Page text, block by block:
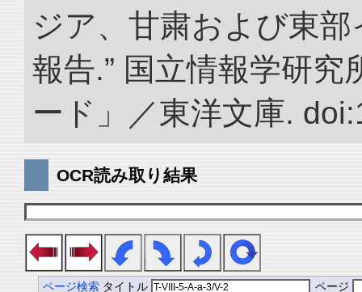
ジア、甘粛および東
報告.” 国立情報学研
ード」／東洋文庫.
OCR読み取り結果
ページ検索 タイトル ページ